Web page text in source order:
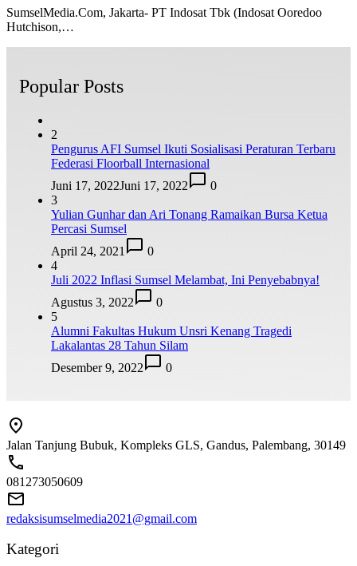
SumselMedia.Com, Jakarta- PT Indosat Tbk (Indosat Ooredoo
Hutchison,…
Popular Posts
2
Pengurus AFI Sumsel Ikuti Sosialisasi Peraturan Terbaru
Federasi Floorball Internasional
Juni 17, 2022Juni 17, 2022
0
3
Yulian Gunhar dan Ari Tonang Ramaikan Bursa Ketua
Percasi Sumsel
April 24, 2021
0
4
Juli 2022 Inflasi Sumsel Melambat, Ini Penyebabnya!
Agustus 3, 2022
0
5
Alumni Fakultas Hukum Unsri Kenang Tragedi
Lakalantas 28 Tahun Silam
Desember 9, 2022
0
Jalan Tanjung Bubuk, Kompleks GLS, Gandus, Palembang, 30149
081273050609
redaksisumselmedia2021@gmail.com
Kategori